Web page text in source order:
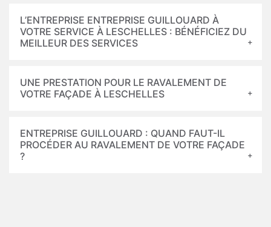
L’ENTREPRISE ENTREPRISE GUILLOUARD À
VOTRE SERVICE À LESCHELLES : BÉNÉFICIEZ DU
MEILLEUR DES SERVICES
UNE PRESTATION POUR LE RAVALEMENT DE
VOTRE FAÇADE À LESCHELLES
ENTREPRISE GUILLOUARD : QUAND FAUT-IL
PROCÉDER AU RAVALEMENT DE VOTRE FAÇADE
?